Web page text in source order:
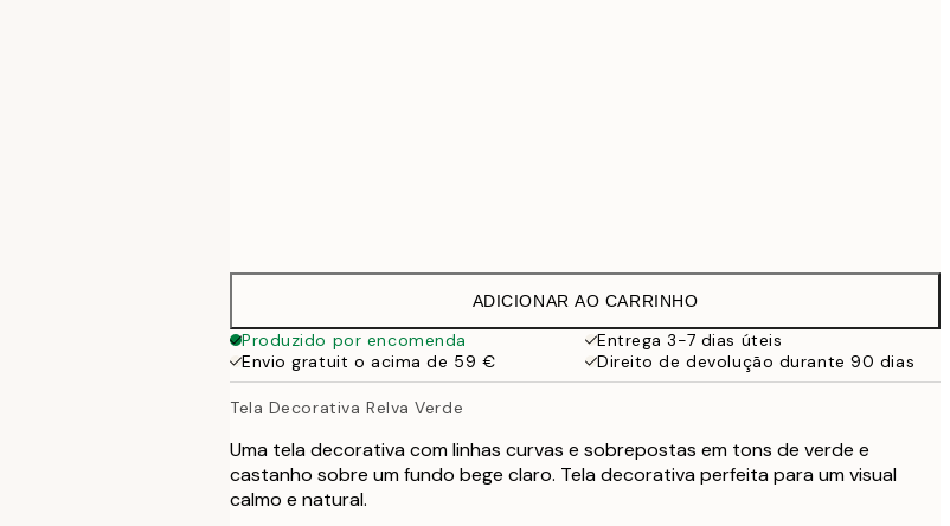
ADICIONAR AO CARRINHO
Produzido por encomenda
Entrega 3-7 dias úteis
Envio gratuit o acima de 59 €
Direito de devolução durante 90 dias
Tela Decorativa Relva Verde
Uma tela decorativa com linhas curvas e sobrepostas em tons de verde e
castanho sobre um fundo bege claro. Tela decorativa perfeita para um visual
calmo e natural.